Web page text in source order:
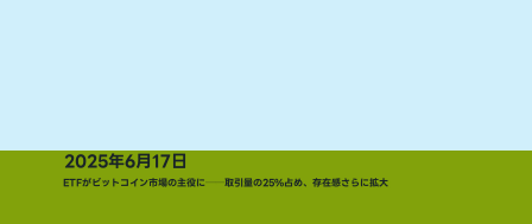
2025年6月17日
ETFがビットコイン市場の主役に──取引量の25%占め、存在感さらに拡大